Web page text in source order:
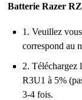
Batterie Razer
1. Veuillez
correspond au
2. Téléchargez
R3U1 à 5%
3-4 fois.